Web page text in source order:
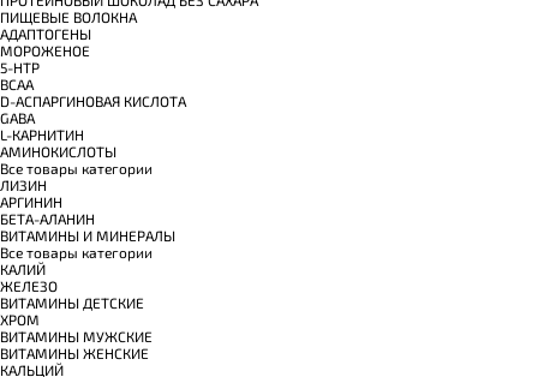
ПИЩЕВЫЕ ВОЛОКНА
АДАПТОГЕНЫ
МОРОЖЕНОЕ
5-HTP
BCAA
D-АСПАРГИНОВАЯ КИСЛОТА
GABA
L-КАРНИТИН
АМИНОКИСЛОТЫ
Все товары категории
ЛИЗИН
АРГИНИН
БЕТА-АЛАНИН
ВИТАМИНЫ И МИНЕРАЛЫ
Все товары категории
КАЛИЙ
ЖЕЛЕЗО
ВИТАМИНЫ ДЕТСКИЕ
ХРОМ
ВИТАМИНЫ МУЖСКИЕ
ВИТАМИНЫ ЖЕНСКИЕ
КАЛЬЦИЙ